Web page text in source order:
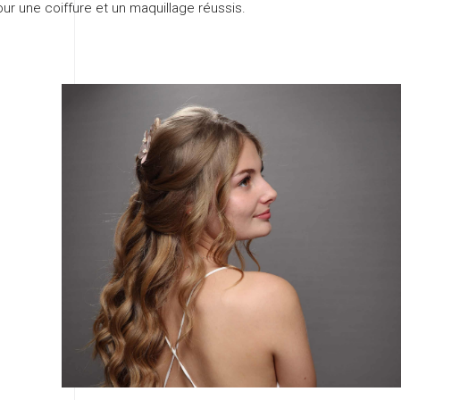
une coiffure et un maquillage réussis.